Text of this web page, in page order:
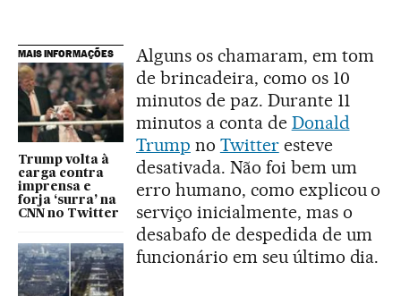
MAIS INFORMAÇÕES
Trump volta à
carga contra
imprensa e
forja ‘surra’ na
CNN no Twitter
Alguns os chamaram, em tom
de brincadeira, como os 10
minutos de paz. Durante 11
minutos a conta de Donald
Trump no Twitteresteve
desativada. Não foi bem um
erro humano, como explicou o
serviço inicialmente, mas o
desabafo de despedida de um
funcionário em seu último dia.